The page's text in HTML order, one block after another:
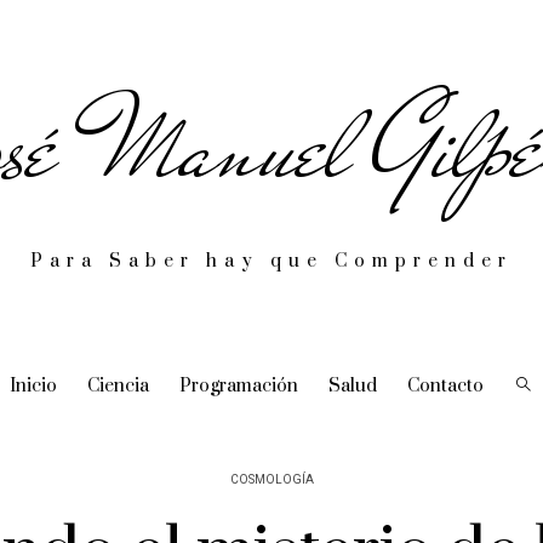
Manuel
Para Saber hay que Comprender
Inicio Ciencia Programación Salud Contacto
COSMOLOGÍA